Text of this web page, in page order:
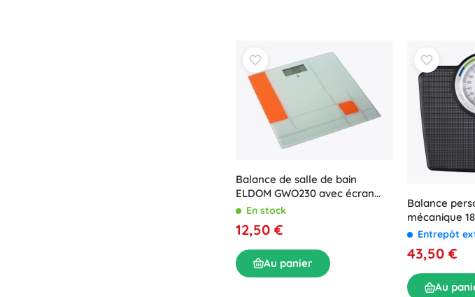
Balance de salle de bain
ELDOM GWO230 avec écran
LCDEn stock
12,50 €
Au panier
Balance
mécanique
WEBBER
Entrepôt
43,50 €
Au